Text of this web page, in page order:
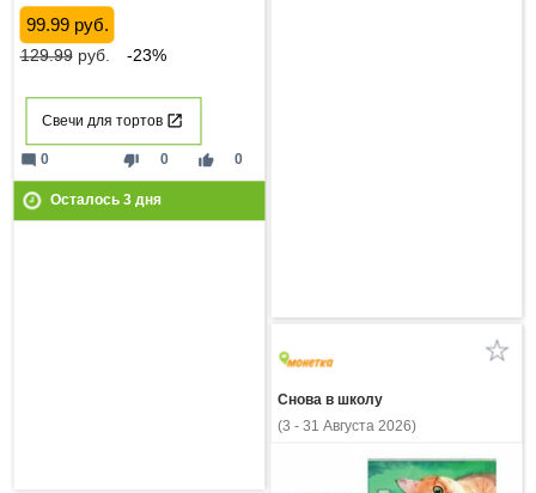
99.99 руб.
129.99руб. -23%
Свечи для тортов
thumb_down 0 thumb_up 0
mode_comment 0
Осталось 3дня
Снова в школу
(3 - 31 Августа 2026)